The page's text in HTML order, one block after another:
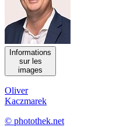
Informations
sur les
images
Oliver
Kaczmarek
© photothek.net